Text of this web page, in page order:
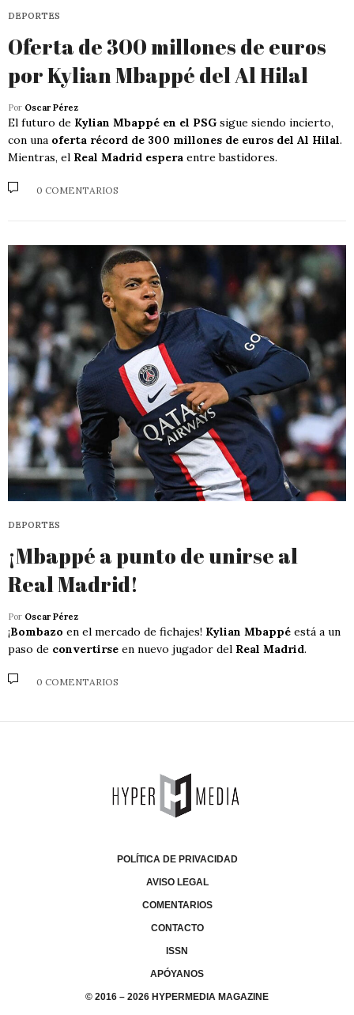
DEPORTES
Oferta de 300 millones de euros
por Kylian Mbappé del Al Hilal
Por Oscar Pérez
El futuro de Kylian Mbappé en el PSG sigue siendo incierto,
con una oferta récord de 300 millones de euros del Al Hilal.
Mientras, el Real Madrid espera entre bastidores.
0 COMENTARIOS
DEPORTES
¡Mbappé a punto de unirse al
Real Madrid!
Por Oscar Pérez
¡Bombazo en el mercado de fichajes! Kylian Mbappé está a un
paso de convertirse en nuevo jugador del Real Madrid.
0 COMENTARIOS
POLÍTICA DE PRIVACIDAD
AVISO LEGAL
COMENTARIOS
CONTACTO
ISSN
APÓYANOS
© 2016 – 2026 HYPERMEDIA MAGAZINE